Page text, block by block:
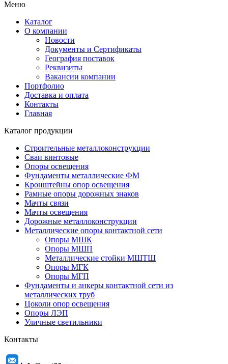
Меню
Каталог
О компании
Новости
Документы и Сертификаты
География поставок
Реквизиты
Вакансии компании
Портфолио
Доставка и оплата
Контакты
Главная
Каталог продукции
Строительные металлоконструкции
Сваи винтовые
Опоры освещения
Фундаменты металлические ФМ
Кронштейны опор освещения
Рамные опоры дорожных знаков
Мачты связи
Мачты освещения
Дорожные металлоконструкции
Металлические опоры контактной сети
Опоры МШК
Опоры МШП
Металлические стойки МШТШ
Опоры МГК
Опоры МГП
Фундаменты и анкеры контактной сети из
металлических труб
Цоколи опор освещения
Опоры ЛЭП
Уличные светильники
Контакты